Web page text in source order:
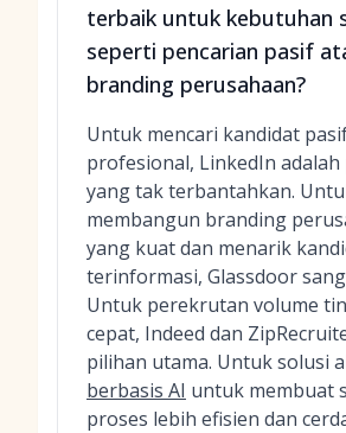
terbaik untuk kebutuhan
seperti pencarian pasif
branding perusahaan?
Untuk mencari kandidat
profesional, LinkedIn adalah
yang tak terbantahkan.
membangun branding
yang kuat dan menarik
terinformasi, Glassdoor
Untuk perekrutan volume
cepat, Indeed dan
pilihan utama. Untuk solusi
berbasis AI untuk membuat
proses lebih efisien dan